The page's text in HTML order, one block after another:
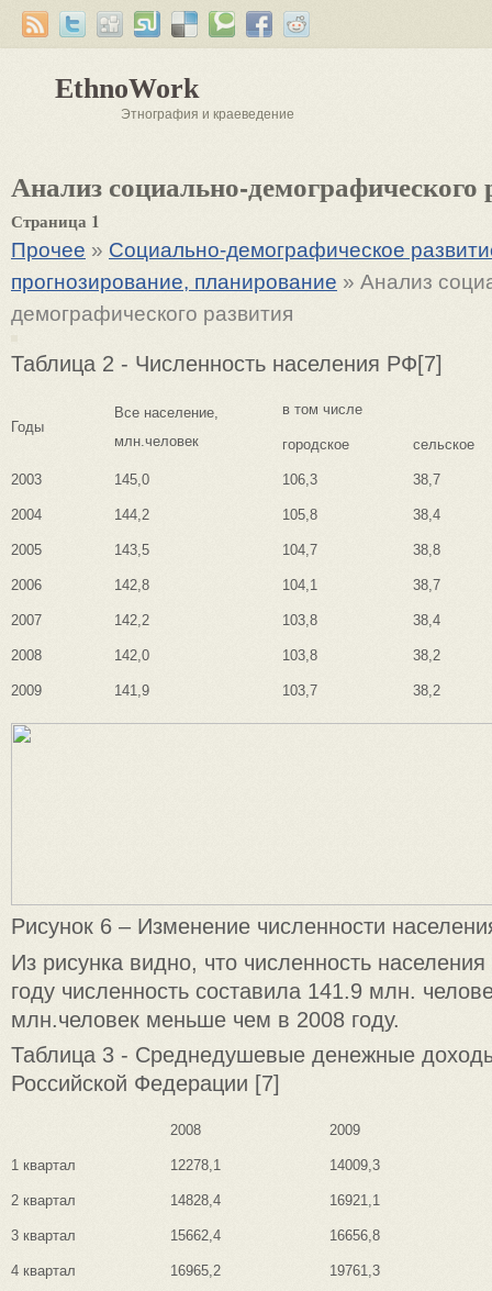
EthnoWork
Этнография и краеведение
Анализ социально-демографического
Страница 1
Прочее » Социально-демографическое
прогнозирование, планирование » Анализ
демографического развития
Таблица 2 - Численность населения РФ[7]
Годы
Все население,
млн.человек
в том числе
городское сельское
2003 145,0 106,3 38,7
2004 144,2 105,8 38,4
2005 143,5 104,7 38,8
2006 142,8 104,1 38,7
2007 142,2 103,8 38,4
2008 142,0 103,8 38,2
2009 141,9 103,7 38,2
Рисунок 6 – Изменение численности
Из рисунка видно, что численность
году численность составила 141.9 млн.
млн.человек меньше чем в 2008 году.
Таблица 3 - Среднедушевые денежные
Российской Федерации [7]
2008 2009
1 квартал 12278,1 14009,3
2 квартал 14828,4 16921,1
3 квартал 15662,4 16656,8
4 квартал 16965,2 19761,3